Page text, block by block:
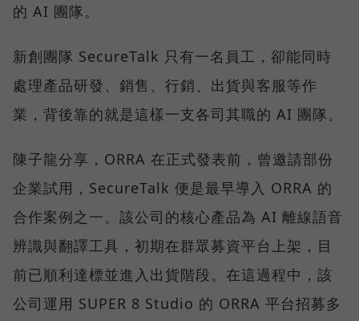
的 AI 團隊。
新創團隊 SecureTalk 只有一名員工，卻能同時
處理產品研發、銷售、行銷、出貨與客服等作
業，背後靠的就是這樣一支各司其職的 AI 團隊。
陳子龍分享，ORRA 在正式發表前，曾邀請部份
企業試用，SecureTalk 便是最早導入 ORRA 的
合作案例之一。該公司的核心產品為 AI 離線語音
辨識與翻譯工具，初期在群眾募資平台上架，目
前已順利達標並進入出貨階段。在這過程中，該
公司運用 SUPER 8 Studio 的 ORRA 平台招募多